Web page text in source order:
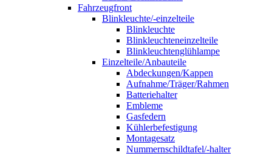
Fahrzeugfront
Blinkleuchte/-einzelteile
Blinkleuchte
Blinkleuchteneinzelteile
Blinkleuchtenglühlampe
Einzelteile/Anbauteile
Abdeckungen/Kappen
Aufnahme/Träger/Rahmen
Batteriehalter
Embleme
Gasfedern
Kühlerbefestigung
Montagesatz
Nummernschildtafel/-halter